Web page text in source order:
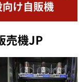
け自販機
売機JP